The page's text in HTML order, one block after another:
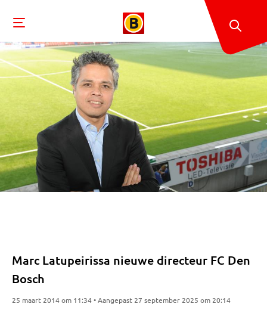
Marc Latupeirissa nieuwe directeur FC Den
Bosch
25 maart 2014 om 11:34 • Aangepast 27 september 2025 om 20:14